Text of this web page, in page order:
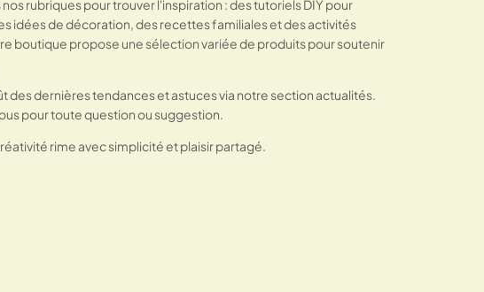
nos rubriques pour trouver l'inspiration : des tutoriels DIY pour
idées de décoration, des recettes familiales et des activités
boutique propose une sélection variée de produits pour soutenir
des dernières tendances et astuces via notre section actualités.
pour toute question ou suggestion.
rime avec simplicité et plaisir partagé.